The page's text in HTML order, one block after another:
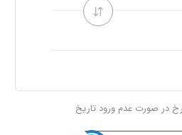
در صورت عدم ورود تاریخ